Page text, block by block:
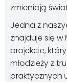
zmieniają
Jedna z
znajduje się w
projekcie,
młodzieży z
praktycznych